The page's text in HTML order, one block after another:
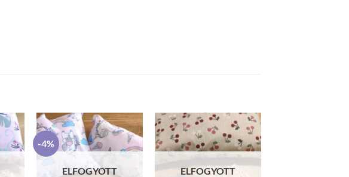
-4%
ELFOGYOTT ELFOGYOTT